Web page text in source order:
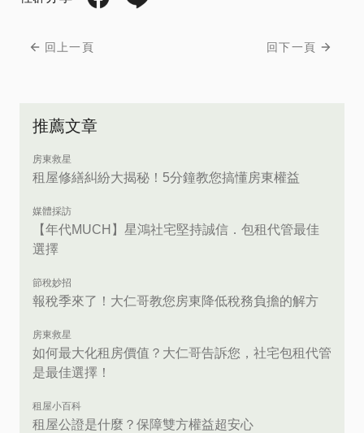
回上一頁 回下一頁
推薦文章
房東救星
租屋修繕糾紛大揭秘！5分鐘教您搞懂房東權益
媒體採訪
【年代MUCH】星鴻社宅堅持誠信．包租代管最佳
選擇
節稅妙招
報稅季來了！大仁哥教您房東降低稅務負擔的解方
房東救星
如何最大化租房價值？大仁哥告訴您，社宅包租代管
是最佳選擇！
租屋小百科
租屋公證是什麼？保障雙方權益超安心